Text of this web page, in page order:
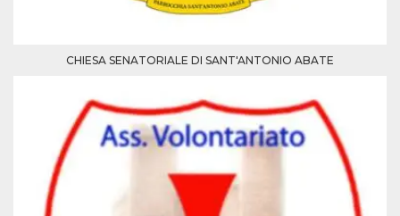
CHIESA SENATORIALE DI SANT'ANTONIO ABATE